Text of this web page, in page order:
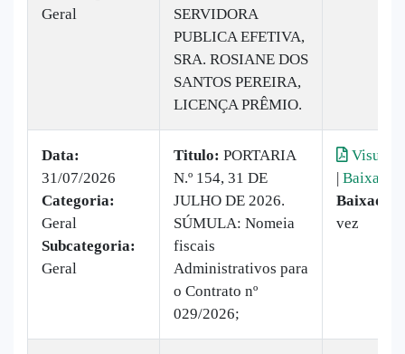
Geral
SERVIDORA
PUBLICA EFETIVA,
SRA. ROSIANE DOS
SANTOS PEREIRA,
LICENÇA PRÊMIO.
Data:
31/07/2026
Categoria:
Geral
Subcategoria:
Geral
Titulo: PORTARIA
N.º 154, 31 DE
JULHO DE 2026.
SÚMULA: Nomeia
fiscais
Administrativos para
o Contrato nº
029/2026;
| Baixar
Baixado:
vez